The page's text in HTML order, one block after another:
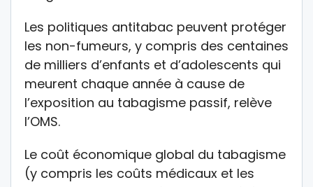
Les politiques antitabac peuvent protéger
les non-fumeurs, y compris des centaines
de milliers d’enfants et d’adolescents qui
meurent chaque année à cause de
l’exposition au tabagisme passif, relève
l’OMS.
Le coût économique global du tabagisme
(y compris les coûts médicaux et les